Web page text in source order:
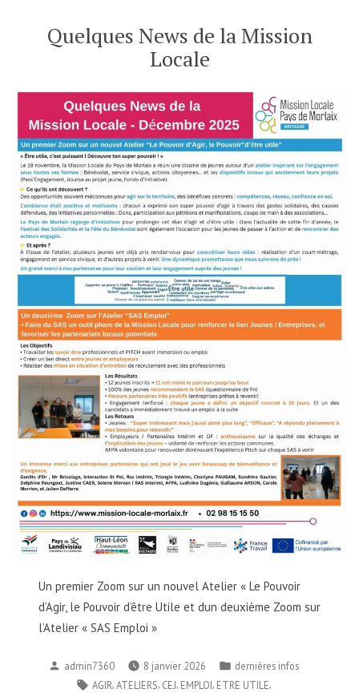
maintenant
?
Quelques News de la Mission
Locale
Un premier Zoom sur un nouvel Atelier « Le Pouvoir
d’Agir, le Pouvoir d’être Utile et dun deuxième Zoom sur
l’Atelier « SAS Emploi »
Publié
par
admin7360 8 janvier 2026
Publié
dans
dernières infos
Étiquettes :
AGIR ATELIERS CEJ EMPLOI ETRE UTILE